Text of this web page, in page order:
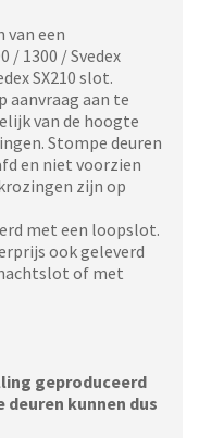
van een
/ 1300 / Svedex
SX210 slot.
aan te
van de hoogte
Stompe deuren
en niet voorzien
zijn op
met een loopslot.
ook geleverd
of met
geproduceerd
deuren kunnen dus